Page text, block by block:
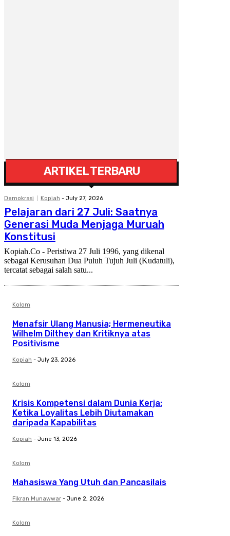
ARTIKEL TERBARU
Demokrasi Kopiah - July 27, 2026
Pelajaran dari 27 Juli: Saatnya
Generasi Muda Menjaga Muruah
Konstitusi
Kopiah.Co - Peristiwa 27 Juli 1996, yang dikenal
sebagai Kerusuhan Dua Puluh Tujuh Juli (Kudatuli),
tercatat sebagai salah satu...
Kolom
Menafsir Ulang Manusia; Hermeneutika
Wilhelm Dilthey dan Kritiknya atas
Positivisme
Kopiah - July 23, 2026
Kolom
Krisis Kompetensi dalam Dunia Kerja:
Ketika Loyalitas Lebih Diutamakan
daripada Kapabilitas
Kopiah - June 13, 2026
Kolom
Mahasiswa Yang Utuh dan Pancasilais
Fikran Munawwar - June 2, 2026
Kolom